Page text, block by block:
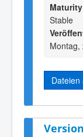
Maturity
Stable
Montag,
Dateien